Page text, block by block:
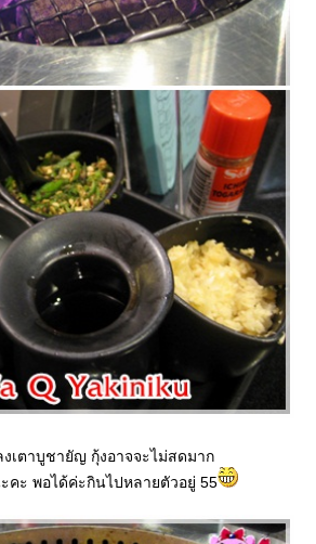
งเตาบูชายัญ กุ้งอาจจะไม่สดมาก
ะ พอได้ค่ะกินไปหลายตัวอยู่ 55